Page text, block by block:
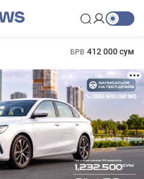
БРВ 412 000 сум